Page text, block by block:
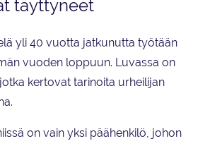
täyttyneet
yli 40 vuotta jatkunutta työtään
vuoden loppuun. Luvassa on
kertovat tarinoita urheilijan
on vain yksi päähenkilö, johon